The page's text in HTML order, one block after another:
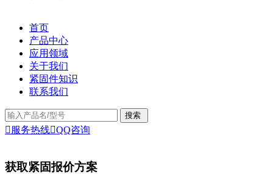
首页
产品中心
应用领域
关于我们
紧固件知识
联系我们
 服务热线QQ咨询
获取紧固报价方案